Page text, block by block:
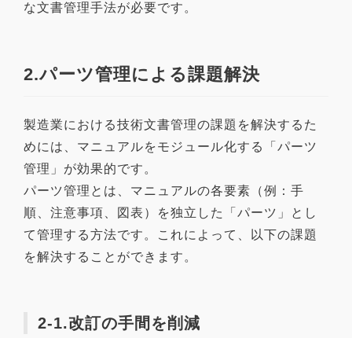
な文書管理手法が必要です。
2.パーツ管理による課題解決
製造業における技術文書管理の課題を解決するた
めには、マニュアルをモジュール化する「パーツ
管理」が効果的です。
パーツ管理とは、マニュアルの各要素（例：手
順、注意事項、図表）を独立した「パーツ」とし
て管理する方法です。これによって、以下の課題
を解決することができます。
2-1.改訂の手間を削減